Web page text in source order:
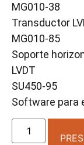
MG010-38
Transductor
MG010-85
Soporte
LVDT
SU450-95
Software para